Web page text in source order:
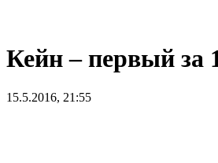
Кейн – первый за
15.5.2016, 21:55